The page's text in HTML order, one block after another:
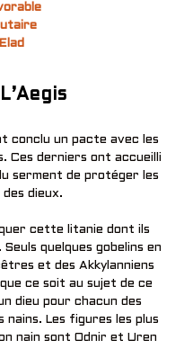
conclu un pacte avec les
Ces derniers ont accueilli
serment de protéger les
dieux.
cette litanie dont ils
quelques gobelins en
et des Akkylanniens
ce soit au sujet de ce
dieu pour chacun des
nains. Les figures les plus
nain sont Odnir et Uren